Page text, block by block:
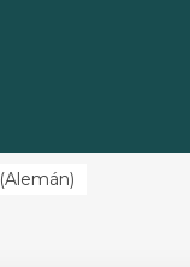
(Alemán)